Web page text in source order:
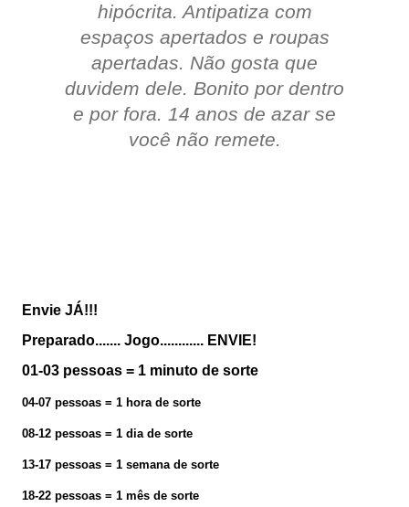
hipócrita. Antipatiza com
espaços apertados e roupas
apertadas. Não gosta que
duvidem dele. Bonito por dentro
e por fora. 14 anos de azar se
você não remete.
Envie JÁ!!!
Preparado....... Jogo............ ENVIE!
01-03 pessoas = 1 minuto de sorte
04-07 pessoas = 1 hora de sorte
08-12 pessoas = 1 dia de sorte
13-17 pessoas = 1 semana de sorte
18-22 pessoas = 1 mês de sorte